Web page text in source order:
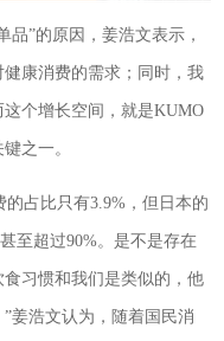
”的原因，姜浩文表示，
康消费的需求；同时，我
个增长空间，就是KUMO
之一。
占比只有3.9%，但日本的
至超过90%。是不是存在
习惯和我们是类似的，他
姜浩文认为，随着国民消